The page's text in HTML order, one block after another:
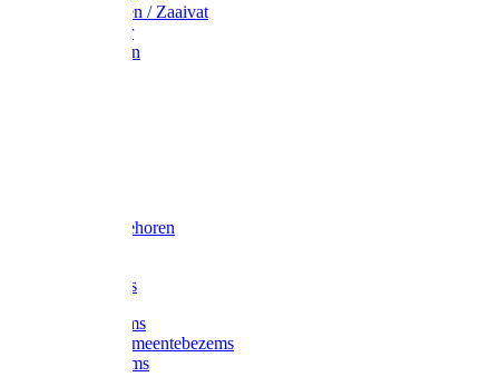
Strooiwagen / Zaaivat
Grasmaaier
Grasscharen
Slede toebehoren
Composters
Straatbezems
Stads- / Gemeentebezems
Terrasbezems